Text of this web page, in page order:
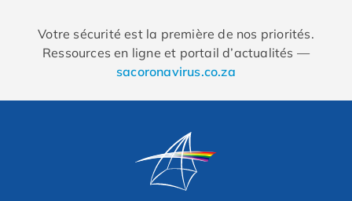
Votre sécurité est la première de nos priorités.
Ressources en ligne et portail d’actualités —
sacoronavirus.co.za